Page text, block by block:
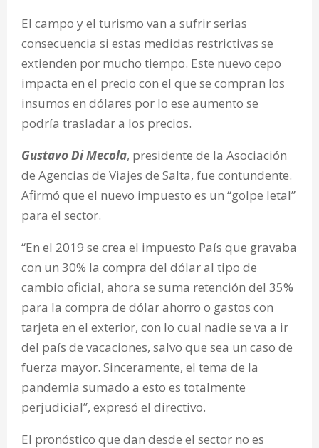
El campo y el turismo van a sufrir serias
consecuencia si estas medidas restrictivas se
extienden por mucho tiempo. Este nuevo cepo
impacta en el precio con el que se compran los
insumos en dólares por lo ese aumento se
podría trasladar a los precios.
Gustavo Di Mecola, presidente de la Asociación
de Agencias de Viajes de Salta, fue contundente.
Afirmó que el nuevo impuesto es un “golpe letal”
para el sector.
“En el 2019 se crea el impuesto País que gravaba
con un 30% la compra del dólar al tipo de
cambio oficial, ahora se suma retención del 35%
para la compra de dólar ahorro o gastos con
tarjeta en el exterior, con lo cual nadie se va a ir
del país de vacaciones, salvo que sea un caso de
fuerza mayor. Sinceramente, el tema de la
pandemia sumado a esto es totalmente
perjudicial”, expresó el directivo.
El pronóstico que dan desde el sector no es